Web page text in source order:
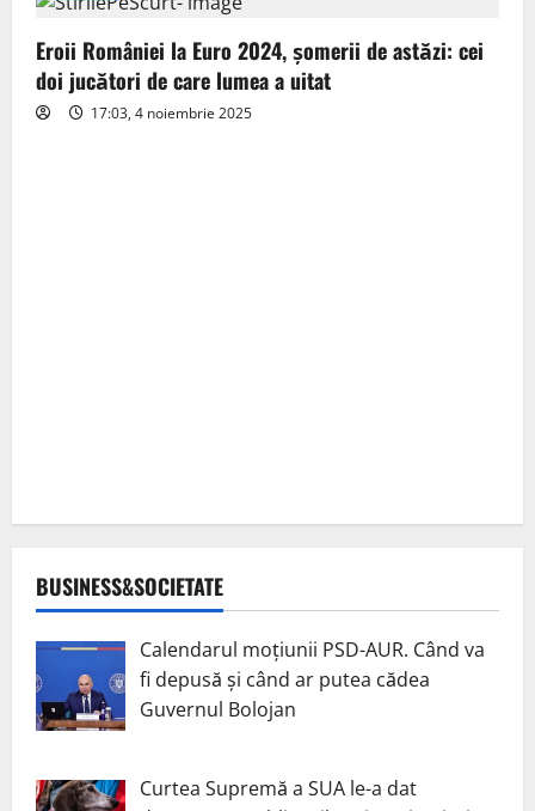
Eroii României la Euro 2024, șomerii de astăzi: cei
doi jucători de care lumea a uitat
17:03, 4 noiembrie 2025
BUSINESS&SOCIETATE
Calendarul moțiunii PSD-AUR. Când va
fi depusă și când ar putea cădea
Guvernul Bolojan
Curtea Supremă a SUA le-a dat